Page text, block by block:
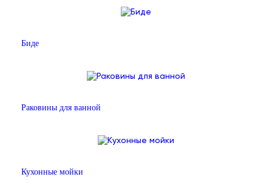
Биде
Раковины для ванной
Кухонные мойки